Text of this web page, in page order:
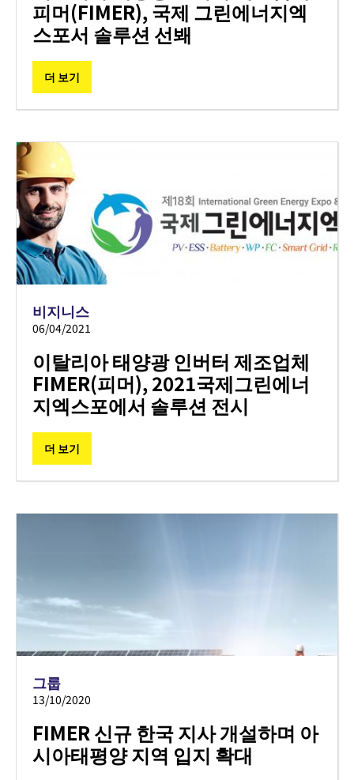
피머(FIMER), 국제 그린에너지엑
스포서 솔루션 선봬
더 보기
비지니스
06/04/2021
이탈리아 태양광 인버터 제조업체
FIMER(피머), 2021국제그린에너
지엑스포에서 솔루션 전시
더 보기
그룹
13/10/2020
FIMER 신규 한국 지사 개설하며 아
시아태평양 지역 입지 확대